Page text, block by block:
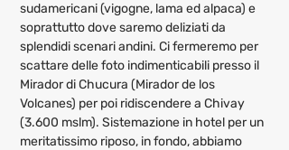
sudamericani (vigogne, lama ed alpaca) e
soprattutto dove saremo deliziati da
splendidi scenari andini. Ci fermeremo per
scattare delle foto indimenticabili presso il
Mirador di Chucura (Mirador de los
Volcanes) per poi ridiscendere a Chivay
(3.600 mslm). Sistemazione in hotel per un
meritatissimo riposo, in fondo, abbiamo